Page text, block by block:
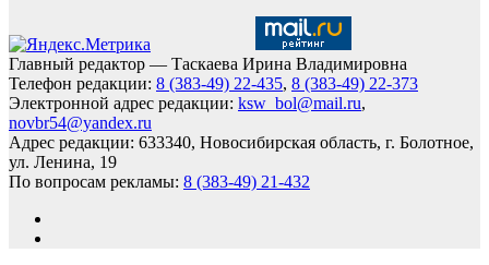
Главный редактор — Таскаева Ирина Владимировна
Телефон редакции: 8 (383-49) 22-435, 8 (383-49) 22-373
Электронной адрес редакции: ksw_bol@mail.ru,
novbr54@yandex.ru
Адрес редакции: 633340, Новосибирская область, г. Болотное,
ул. Ленина, 19
По вопросам рекламы: 8 (383-49) 21-432